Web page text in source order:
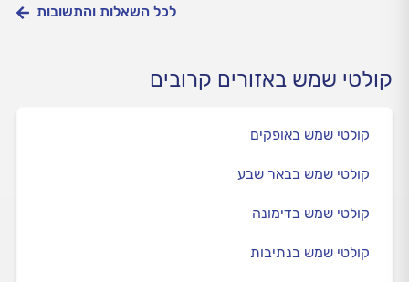
לכל השאלות והתשובות
קולטי שמש באזורים קרובים
קולטי שמש באופקים
קולטי שמש בבאר שבע
קולטי שמש בדימונה
קולטי שמש בנתיבות